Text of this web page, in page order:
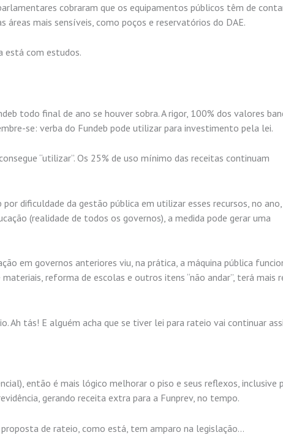
cobraram que os equipamentos públicos têm de
mais sensíveis, como poços e reservatórios do DAE.
está com estudos.
todo final de ano se houver sobra. A rigor, 100% dos valores
se: verba do Fundeb pode utilizar para investimento pela lei.
“utilizar”. Os 25% de uso mínimo das receitas continuam
dificuldade da gestão pública em utilizar esses recursos, no ano,
(realidade de todos os governos), a medida pode gerar uma
em governos anteriores viu, na prática, a máquina pública
reforma de escolas e outros itens “não andar”, terá mais
Ah tás! E alguém acha que se tiver lei para rateio vai continuar
então é mais lógico melhorar o piso e seus reflexos, inclusive
gerando receita extra para a Funprev, no tempo.
de rateio, como está, tem amparo na legislação…